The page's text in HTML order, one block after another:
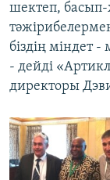
шектеп,
біздің міндет
- дейді
директоры